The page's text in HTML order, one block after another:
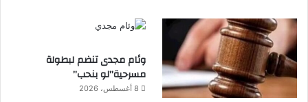
وئام مجدى تنضم لبطولة
مسرحية”لو بنحب”
8 أغسطس، 2026